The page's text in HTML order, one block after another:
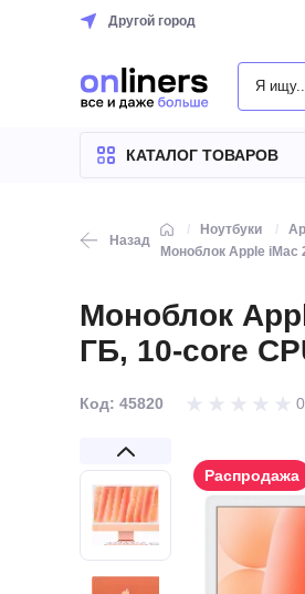
Другой город
КАТАЛОГ ТОВАРОВ
Назад
Ноутбуки
Моноблок Apple iMac
Моноблок
ГБ, 10-core
Код: 45820
Распродажа